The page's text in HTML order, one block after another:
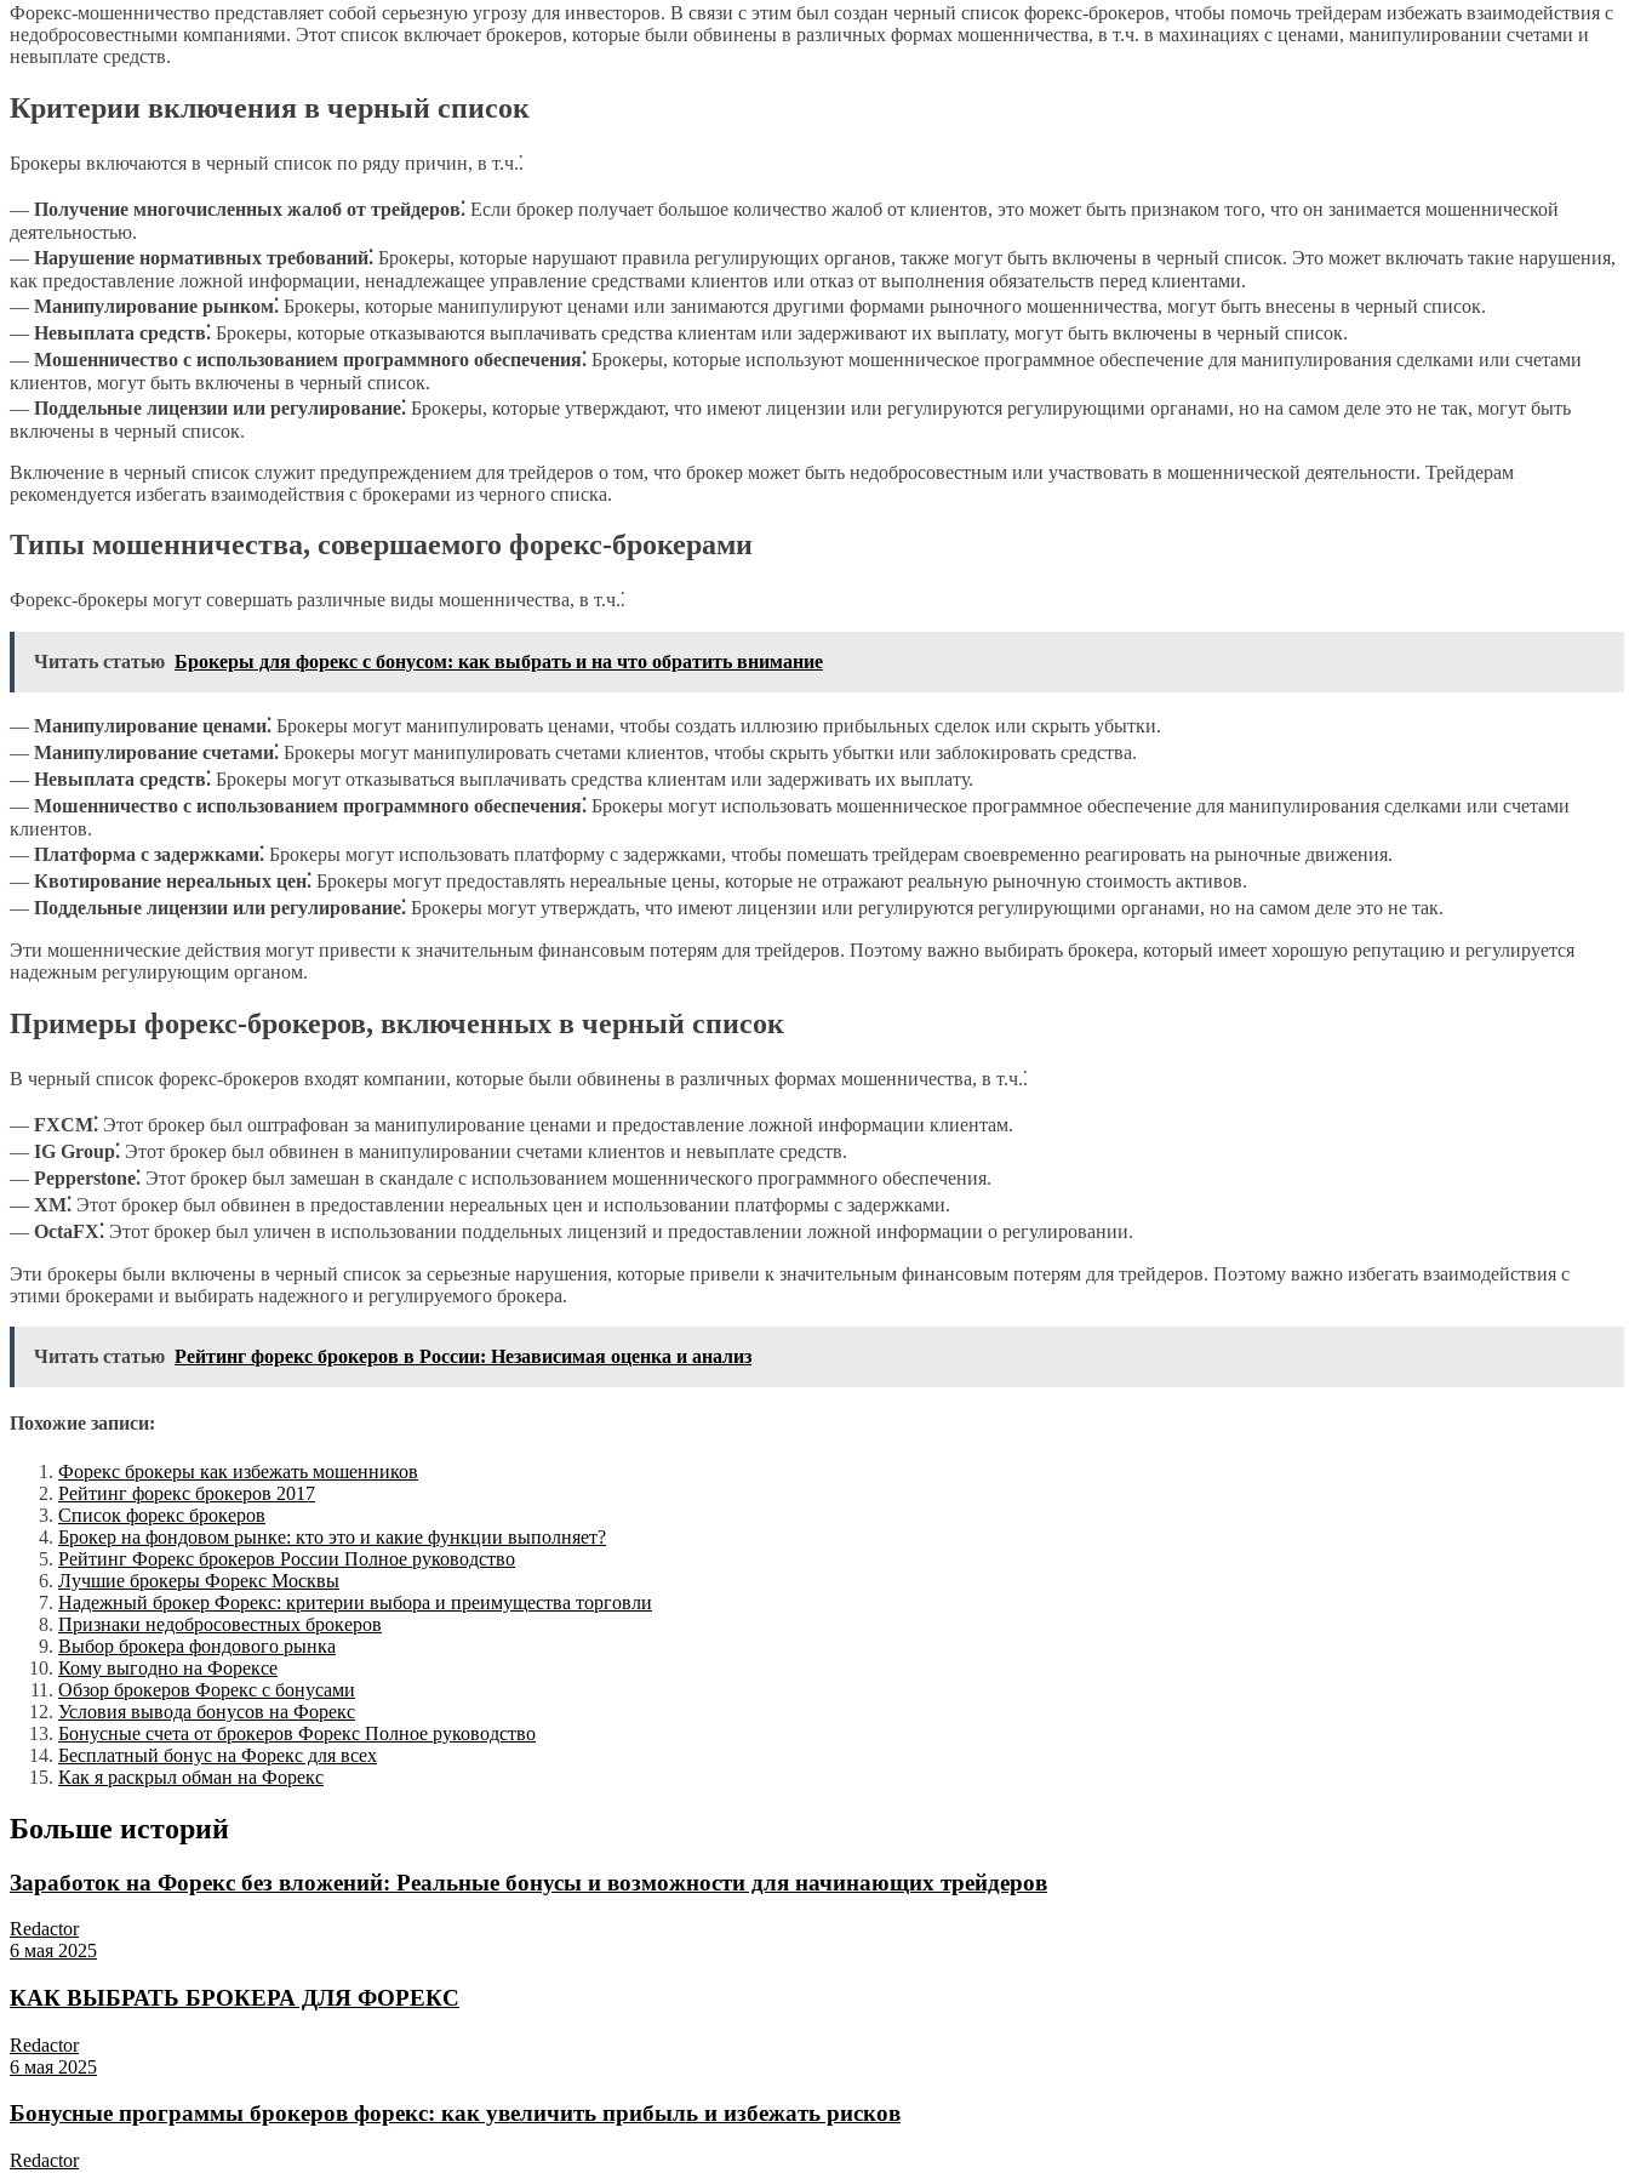
Форекс-мошенничество представляет собой серьезную угрозу для инвесторов. В связи с этим был создан черный список форекс-брокеров, чтобы помочь трейдерам избежать взаимодействия с
недобросовестными компаниями. Этот список включает брокеров, которые были обвинены в различных формах мошенничества, в т.ч. в махинациях с ценами, манипулировании счетами и
невыплате средств.
Критерии включения в черный список
Брокеры включаются в черный список по ряду причин, в т.ч.⁚
— Получение многочисленных жалоб от трейдеров⁚ Если брокер получает большое количество жалоб от клиентов, это может быть признаком того, что он занимается мошеннической
деятельностью.
— Нарушение нормативных требований⁚ Брокеры, которые нарушают правила регулирующих органов, также могут быть включены в черный список. Это может включать такие нарушения,
как предоставление ложной информации, ненадлежащее управление средствами клиентов или отказ от выполнения обязательств перед клиентами.
— Манипулирование рынком⁚ Брокеры, которые манипулируют ценами или занимаются другими формами рыночного мошенничества, могут быть внесены в черный список.
— Невыплата средств⁚ Брокеры, которые отказываются выплачивать средства клиентам или задерживают их выплату, могут быть включены в черный список.
— Мошенничество с использованием программного обеспечения⁚ Брокеры, которые используют мошенническое программное обеспечение для манипулирования сделками или счетами
клиентов, могут быть включены в черный список.
— Поддельные лицензии или регулирование⁚ Брокеры, которые утверждают, что имеют лицензии или регулируются регулирующими органами, но на самом деле это не так, могут быть
включены в черный список.
Включение в черный список служит предупреждением для трейдеров о том, что брокер может быть недобросовестным или участвовать в мошеннической деятельности. Трейдерам
рекомендуется избегать взаимодействия с брокерами из черного списка.
Типы мошенничества, совершаемого форекс-брокерами
Форекс-брокеры могут совершать различные виды мошенничества, в т.ч.⁚
Читать статью Брокеры для форекс с бонусом: как выбрать и на что обратить внимание
— Манипулирование ценами⁚ Брокеры могут манипулировать ценами, чтобы создать иллюзию прибыльных сделок или скрыть убытки.
— Манипулирование счетами⁚ Брокеры могут манипулировать счетами клиентов, чтобы скрыть убытки или заблокировать средства.
— Невыплата средств⁚ Брокеры могут отказываться выплачивать средства клиентам или задерживать их выплату.
— Мошенничество с использованием программного обеспечения⁚ Брокеры могут использовать мошенническое программное обеспечение для манипулирования сделками или счетами
клиентов.
— Платформа с задержками⁚ Брокеры могут использовать платформу с задержками, чтобы помешать трейдерам своевременно реагировать на рыночные движения.
— Квотирование нереальных цен⁚ Брокеры могут предоставлять нереальные цены, которые не отражают реальную рыночную стоимость активов.
— Поддельные лицензии или регулирование⁚ Брокеры могут утверждать, что имеют лицензии или регулируются регулирующими органами, но на самом деле это не так.
Эти мошеннические действия могут привести к значительным финансовым потерям для трейдеров. Поэтому важно выбирать брокера, который имеет хорошую репутацию и регулируется
надежным регулирующим органом.
Примеры форекс-брокеров, включенных в черный список
В черный список форекс-брокеров входят компании, которые были обвинены в различных формах мошенничества, в т.ч.⁚
— FXCM⁚ Этот брокер был оштрафован за манипулирование ценами и предоставление ложной информации клиентам.
— IG Group⁚ Этот брокер был обвинен в манипулировании счетами клиентов и невыплате средств.
— Pepperstone⁚ Этот брокер был замешан в скандале с использованием мошеннического программного обеспечения.
— XM⁚ Этот брокер был обвинен в предоставлении нереальных цен и использовании платформы с задержками.
— OctaFX⁚ Этот брокер был уличен в использовании поддельных лицензий и предоставлении ложной информации о регулировании.
Эти брокеры были включены в черный список за серьезные нарушения, которые привели к значительным финансовым потерям для трейдеров. Поэтому важно избегать взаимодействия с
этими брокерами и выбирать надежного и регулируемого брокера.
Читать статью Рейтинг форекс брокеров в России: Независимая оценка и анализ
Похожие записи:
Форекс брокеры как избежать мошенников
Рейтинг форекс брокеров 2017
Список форекс брокеров
Брокер на фондовом рынке: кто это и какие функции выполняет?
Рейтинг Форекс брокеров России Полное руководство
Лучшие брокеры Форекс Москвы
Надежный брокер Форекс: критерии выбора и преимущества торговли
Признаки недобросовестных брокеров
Выбор брокера фондового рынка
Кому выгодно на Форексе
Обзор брокеров Форекс с бонусами
Условия вывода бонусов на Форекс
Бонусные счета от брокеров Форекс Полное руководство
Бесплатный бонус на Форекс для всех
Как я раскрыл обман на Форекс
Больше историй
Заработок на Форекс без вложений: Реальные бонусы и возможности для начинающих трейдеров
Redactor
6 мая 2025
КАК ВЫБРАТЬ БРОКЕРА ДЛЯ ФОРЕКС
Redactor
6 мая 2025
Бонусные программы брокеров форекс: как увеличить прибыль и избежать рисков
Redactor